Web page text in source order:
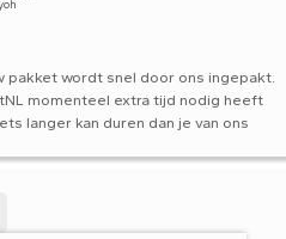
pakket wordt snel door ons ingepakt.
momenteel extra tijd nodig heeft
langer kan duren dan je van ons